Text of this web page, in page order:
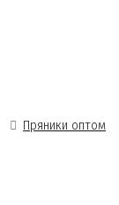
Пряники оптом